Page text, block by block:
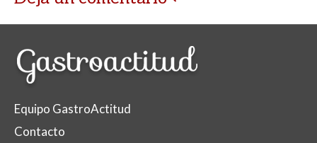
Equipo GastroActitud
Contacto